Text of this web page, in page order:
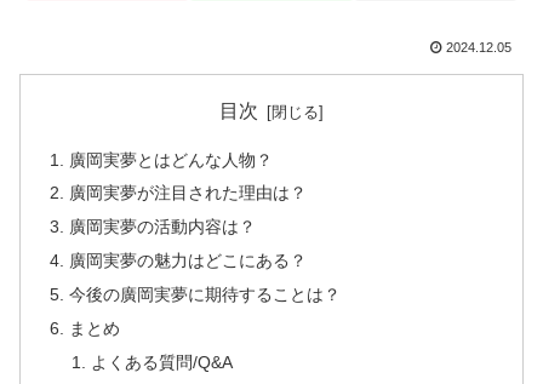
2024.12.05
目次
廣岡実夢とはどんな人物？
廣岡実夢が注目された理由は？
廣岡実夢の活動内容は？
廣岡実夢の魅力はどこにある？
今後の廣岡実夢に期待することは？
まとめ
よくある質問/Q&A